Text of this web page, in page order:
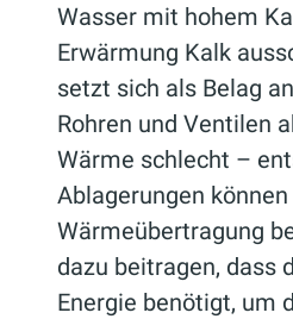
Wasser mit hohem
Erwärmung Kalk
setzt sich als Belag
Rohren und Ventilen
Wärme schlecht –
Ablagerungen können
Wärmeübertragung
dazu beitragen, dass
Energie benötigt, um